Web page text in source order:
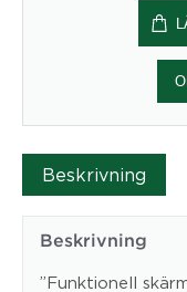
Beskrivning
Beskrivning
”Funktionell